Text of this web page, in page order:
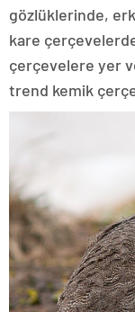
gözlüklerinde,
kare
çerçevelere yer
trend kemik